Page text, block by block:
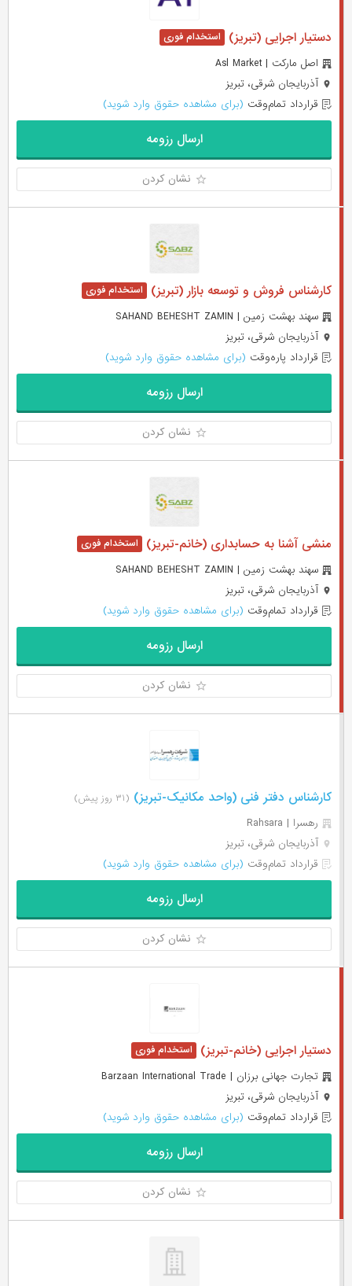
دستیار اجرایی (تبریز)
اصل مارکت | Asl Market
آذربایجان شرقی، تبریز
قرارداد تمام‌وقت (برای مشاهده حقوق وارد شوید)
ارسال رزومه
نشان کردن
کارشناس فروش و توسعه بازار (تبریز)
سهند بهشت زمین | SAHAND BEHESHT ZAMIN
آذربایجان شرقی، تبریز
قرارداد پاره‌وقت (برای مشاهده حقوق وارد شوید)
ارسال رزومه
نشان کردن
منشی آشنا به حسابداری (خانم-تبریز)
سهند بهشت زمین | SAHAND BEHESHT ZAMIN
آذربایجان شرقی، تبریز
قرارداد تمام‌وقت (برای مشاهده حقوق وارد شوید)
ارسال رزومه
نشان کردن
کارشناس دفتر فنی (واحد مکانیک-تبریز) (۳۱ روز پیش)
رهسرا | Rahsara
آذربایجان شرقی، تبریز
قرارداد تمام‌وقت (برای مشاهده حقوق وارد شوید)
ارسال رزومه
نشان کردن
دستیار اجرایی (خانم-تبریز)
تجارت جهانی برزان | Barzaan International Trade
آذربایجان شرقی، تبریز
قرارداد تمام‌وقت (برای مشاهده حقوق وارد شوید)
ارسال رزومه
نشان کردن